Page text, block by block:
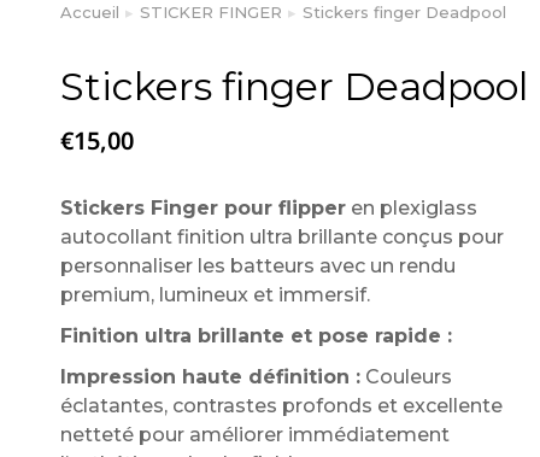
Vous êtes ici :
Accueil STICKER FINGER Stickers finger Deadpool
Stickers finger Deadpool
€15,00
Stickers Finger pour flipper en plexiglass
autocollant finition ultra brillante conçus pour
personnaliser les batteurs avec un rendu
premium, lumineux et immersif.
Finition ultra brillante et pose rapide :
Impression haute définition : Couleurs
éclatantes, contrastes profonds et excellente
netteté pour améliorer immédiatement